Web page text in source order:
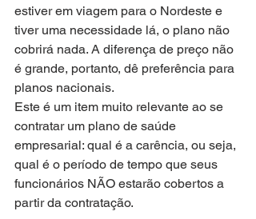
estiver em viagem para o Nordeste e
tiver uma necessidade lá, o plano não
cobrirá nada. A diferença de preço não
é grande, portanto, dê preferência para
planos nacionais.
Este é um item muito relevante ao se
contratar um plano de saúde
empresarial: qual é a carência, ou seja,
qual é o período de tempo que seus
funcionários NÃO estarão cobertos a
partir da contratação.